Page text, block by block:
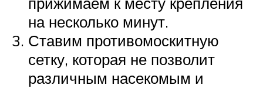
на несколько минут.
Ставим противомоскитную
сетку, которая не позволит
различным насекомым и